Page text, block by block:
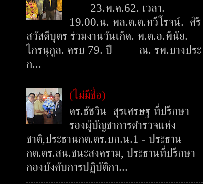
23.พ.ค.62. เวลา.
19.00.น. พล.ต.ต.ทวีโรจน์. ศิริ
สวัสดีบุตร ร่วมงานวันเกิด. พ.ต.อ.พินัย.
ไกรนุกูล. ครบ 79. ปี ณ. รพ.บางประ
ก...
(ไม่มีชื่อ)
ดร.ธัชวิน สุรเศรษฐ ที่ปรึกษา
รองผู้บัญชาการตำรวจแห่ง
ชาติ,ประธานกต.ตร.บก.น.1 - ประธาน
กต.ตร.สน.ชนะสงคราม, ประธานที่ปรึกษา
กองบังคับการปฏิบัติกา...